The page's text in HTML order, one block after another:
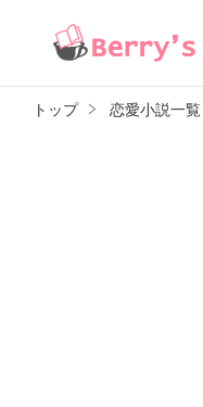
トップ 恋愛小説一覧